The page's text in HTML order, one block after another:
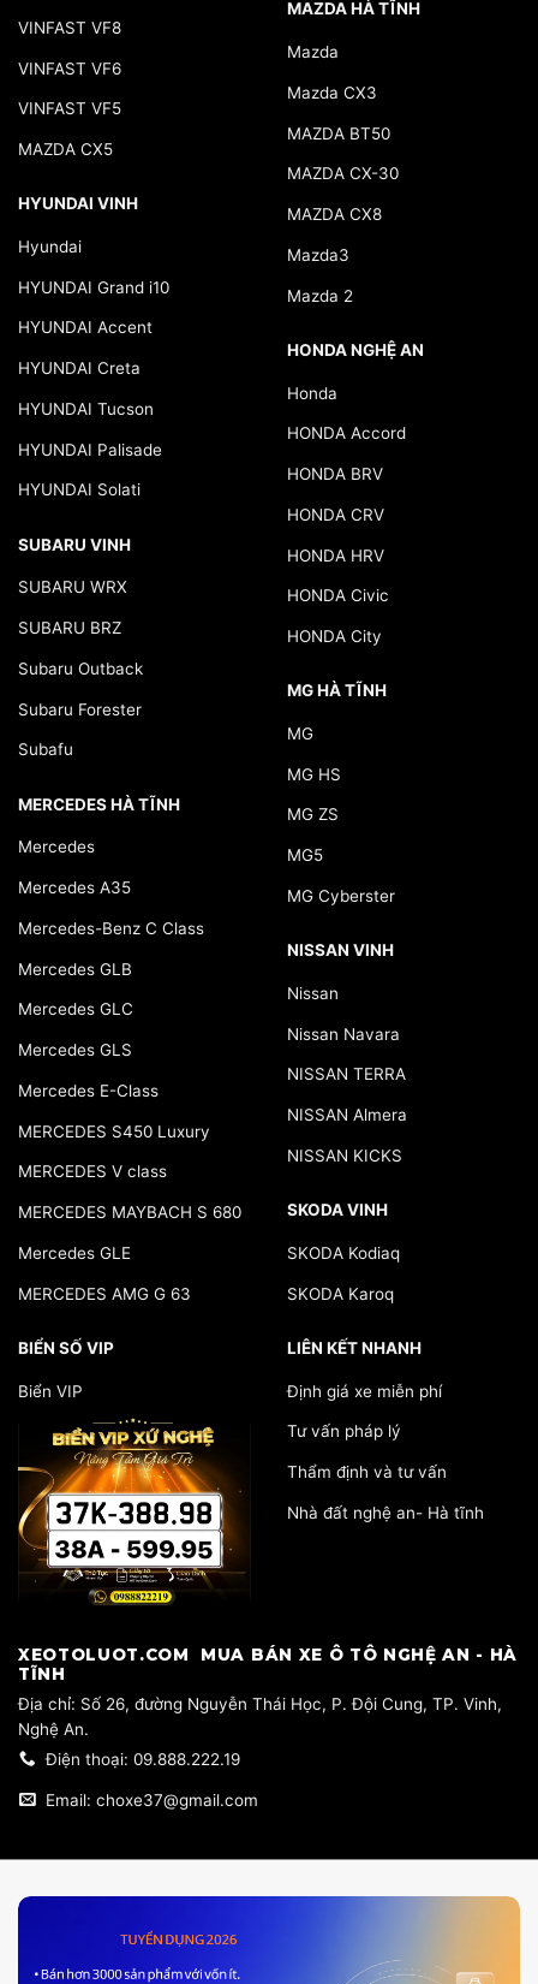
VINFAST VF8
VINFAST VF6
VINFAST VF5
MAZDA CX5
HYUNDAI VINH
Hyundai
HYUNDAI Grand i10
HYUNDAI Accent
HYUNDAI Creta
HYUNDAI Tucson
HYUNDAI Palisade
HYUNDAI Solati
SUBARU VINH
SUBARU WRX
SUBARU BRZ
Subaru Outback
Subaru Forester
Subafu
MERCEDES HÀ TĨNH
Mercedes
Mercedes A35
Mercedes-Benz C Class
Mercedes GLB
Mercedes GLC
Mercedes GLS
Mercedes E-Class
MERCEDES S450 Luxury
MERCEDES V class
MERCEDES MAYBACH S 680
Mercedes GLE
MERCEDES AMG G 63
BIỂN SỐ VIP
Biển VIP
MAZDA HÀ TĨNH
Mazda
Mazda CX3
MAZDA BT50
MAZDA CX-30
MAZDA CX8
Mazda3
Mazda 2
HONDA NGHỆ AN
Honda
HONDA Accord
HONDA BRV
HONDA CRV
HONDA HRV
HONDA Civic
HONDA City
MG HÀ TĨNH
MG
MG HS
MG ZS
MG5
MG Cyberster
NISSAN VINH
Nissan
Nissan Navara
NISSAN TERRA
NISSAN Almera
NISSAN KICKS
SKODA VINH
SKODA Kodiaq
SKODA Karoq
LIÊN KẾT NHANH
Định giá xe miễn phí
Tư vấn pháp lý
Thẩm định và tư vấn
Nhà đất nghệ an- Hà tĩnh
​XEOTOLUOT.COM MUA BÁN XE Ô TÔ NGHỆ AN - HÀ
TĨNH
​Địa chỉ: Số 26, đường Nguyễn Thái Học, P. Đội Cung, TP. Vinh,
Nghệ An.
Điện thoại: 09.888.222.19
Email: choxe37@gmail.com